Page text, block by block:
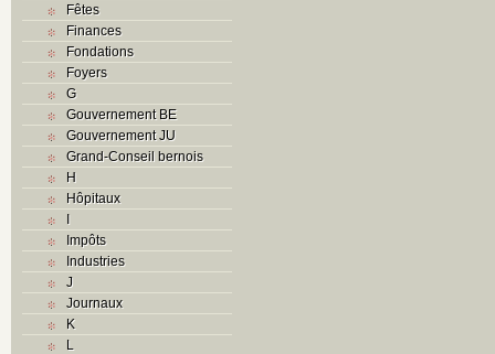
Fêtes
Finances
Fondations
Foyers
G
Gouvernement BE
Gouvernement JU
Grand-Conseil bernois
H
Hôpitaux
I
Impôts
Industries
J
Journaux
K
L